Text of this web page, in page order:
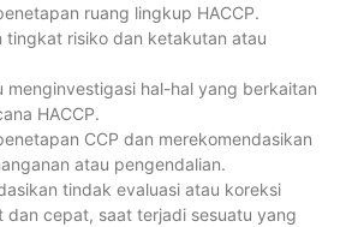
ruang lingkup HACCP.
tingkat risiko dan ketakutan atau
menginvestigasi hal-hal yang berkaitan
HACCP.
CCP dan merekomendasikan
atau pengendalian.
tindak evaluasi atau koreksi
dan cepat, saat terjadi sesuatu yang